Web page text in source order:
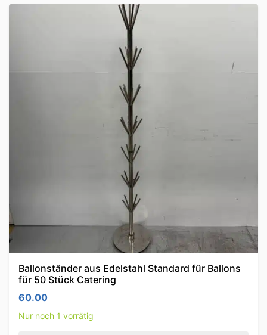
Ballonständer aus Edelstahl Standard für Ballons
für 50 Stück Catering
60.00
Nur noch 1 vorrätig